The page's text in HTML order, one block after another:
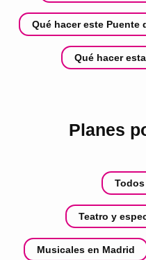
Qué hacer este Puente
Qué hacer
Planes
Teatro y
Musicales en Madrid